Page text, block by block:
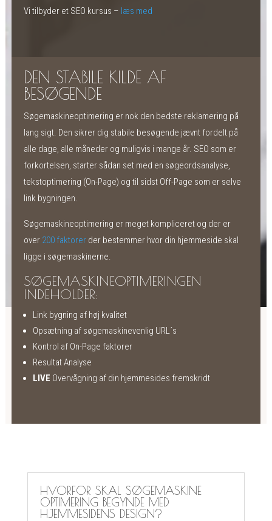
Vi tilbyder et SEO kursus – læs med
DEN STABILE KILDE AF
BESØGENDE
Søgemaskineoptimering er nok den bedste reklamering på
lang sigt. Den sikrer dig stabile besøgende jævnt fordelt på
alle dage, alle måneder og muligvis i mange år. SEO som er
forkortelsen, starter sådan set med en søgeordsanalyse,
tekstoptimering (On-Page) og til sidst Off-Page som er selve
link bygningen.
Søgemaskineoptimering er meget kompliceret og der er
over 200 faktorerder bestemmer hvor din hjemmeside skal
ligge i søgemaskinerne.
SØGEMASKINEOPTIMERINGEN
INDEHOLDER:
Link bygning af høj kvalitet
Opsætning af søgemaskinevenlig URL´s
Kontrol af On-Page faktorer
Resultat Analyse
LIVE Overvågning af din hjemmesides fremskridt
HVORFOR SKAL SØGEMASKINE
OPTIMERING BEGYNDE MED
HJEMMESIDENS DESIGN?